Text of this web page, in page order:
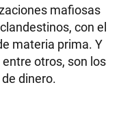
mafiosas
con el
materia prima. Y
otros, son los
dinero.